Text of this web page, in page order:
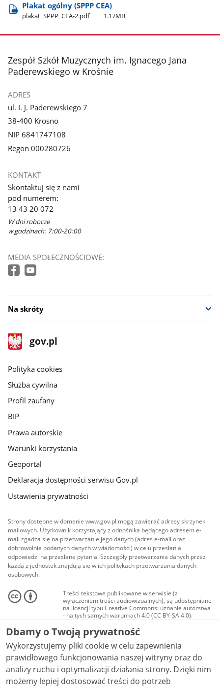
Plakat ogólny (SPPP CEA)
plakat​_SPPP​_CEA-2.pdf 1.17MB
stopka
Zespół Szkół Muzycznych im. Ignacego Jana
Paderewskiego w Krośnie
ADRES
ul. I. J. Paderewskiego 7
38-400 Krosno
NIP 6841747108
Regon 000280726
KONTAKT
Skontaktuj się z nami
pod numerem:
13 43 20 072
W dni robocze
w godzinach: 7:00-20:00
MEDIA SPOŁECZNOŚCIOWE:
Na skróty
stopka
gov.pl
Strona
gov.pl
gov.pl
Polityka cookies
Służba cywilna
Profil zaufany
BIP
Prawa autorskie
Warunki korzystania
Geoportal
Deklaracja dostępności serwisu Gov.pl
Ustawienia prywatności
Strony dostępne w domenie www.gov.pl mogą zawierać adresy skrzynek
mailowych. Użytkownik korzystający z odnośnika będącego adresem e-
mail zgadza się na przetwarzanie jego danych (adres e-mail oraz
dobrowolnie podanych danych w wiadomości) w celu przesłania
odpowiedzi na przesłane pytania. Szczegóły przetwarzania danych przez
każdą z jednostek znajdują się w ich politykach przetwarzania danych
osobowych.
Treści tekstowe publikowane w serwisie (z
wyłączeniem treści audiowizualnych), są udostępniane
na licencji typu Creative Commons: uznanie autorstwa
- na tych samych warunkach 4.0 (CC BY-SA 4.0).
Materiały audiowizualne, w tym zdjęcia, materiały
audio i wideo, są udostępniane na licencji typu
Creative Commons: uznanie autorstwa użycie
niekomercyjne - bez utworów zależnych 4.0 (CC BY-
NC-ND 4.0), o ile nie jest to stwierdzone inaczej.
Dbamy o Twoją prywatność
Wykorzystujemy pliki cookie w celu zapewnienia
prawidłowego funkcjonowania naszej witryny oraz do
analizy ruchu i optymalizacji działania strony. Dzięki nim
możemy lepiej dostosować treści do potrzeb